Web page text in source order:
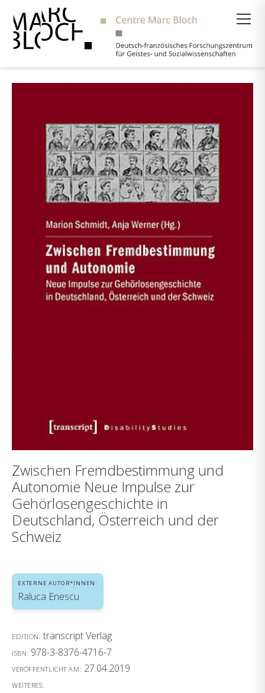
Zwischen Fremdbestimmung und
Autonomie Neue Impulse zur
Gehörlosengeschichte in
Deutschland, Österreich und der
Schweiz
EXTERNE AUTOR*INNEN:
Raluca Enescu
EDITION:transcript Verlag
ISBN: 978-3-8376-4716-7
VERÖFFENTLICHT AM: 27.04.2019
WEITERES: